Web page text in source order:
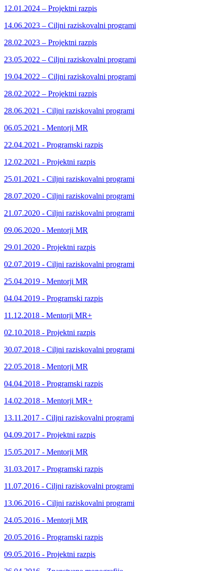
12.01.2024 – Projektni razpis
14.06.2023 – Ciljni raziskovalni programi
28.02.2023 – Projektni razpis
23.05.2022 – Ciljni raziskovalni programi
19.04.2022 – Ciljni raziskovalni programi
28.02.2022 – Projektni razpis
28.06.2021 - Ciljni raziskovalni programi
06.05.2021 - Mentorji MR
22.04.2021 - Programski razpis
12.02.2021 - Projektni razpis
25.01.2021 - Ciljni raziskovalni programi
28.07.2020 - Ciljni raziskovalni programi
21.07.2020 - Ciljni raziskovalni programi
09.06.2020 - Mentorji MR
29.01.2020 - Projektni razpis
02.07.2019 - Ciljni raziskovalni programi
25.04.2019 - Mentorji MR
04.04.2019 - Programski razpis
11.12.2018 - Mentorji MR+
02.10.2018 - Projektni razpis
30.07.2018 - Ciljni raziskovalni programi
22.05.2018 - Mentorji MR
04.04.2018 - Programski razpis
14.02.2018 - Mentorji MR+
13.11.2017 - Ciljni raziskovalni programi
04.09.2017 - Projektni razpis
15.05.2017 - Mentorji MR
31.03.2017 - Programski razpis
11.07.2016 - Ciljni raziskovalni programi
13.06.2016 - Ciljni raziskovalni programi
24.05.2016 - Mentorji MR
20.05.2016 - Programski razpis
09.05.2016 - Projektni razpis